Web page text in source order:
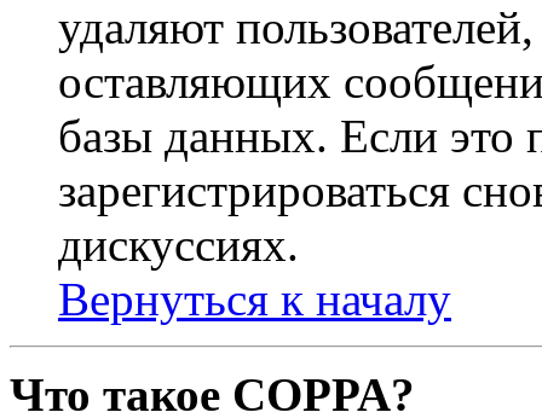
удаляют
оставляющих
базы данных. Если это
зарегистрироваться
дискуссиях.
Вернуться к началу
Что такое COPPA?